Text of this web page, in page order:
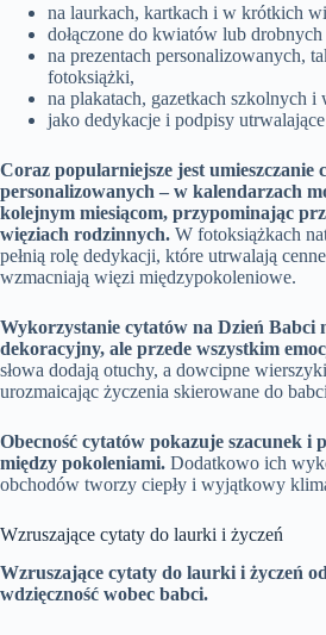
na laurkach, kartkach i w krótkich
dołączone do kwiatów lub
na prezentach personalizowanych,
fotoksiążki,
na plakatach, gazetkach szkolnych i
jako dedykacje i podpisy
Coraz popularniejsze jest umieszczanie
personalizowanych – w kalendarzach
kolejnym miesiącom, przypominając
więziach rodzinnych. W fotoksiążkach
pełnią rolę dedykacji, które utrwalają
wzmacniają więzi międzypokoleniowe.
Wykorzystanie cytatów na Dzień Babci
dekoracyjny, ale przede wszystkim
słowa dodają otuchy, a dowcipne
urozmaicając życzenia skierowane do
Obecność cytatów pokazuje szacunek i
między pokoleniami. Dodatkowo ich
obchodów tworzy ciepły i wyjątkowy
Wzruszające cytaty do laurki i życzeń
Wzruszające cytaty do laurki i życzeń
wdzięczność wobec babci.